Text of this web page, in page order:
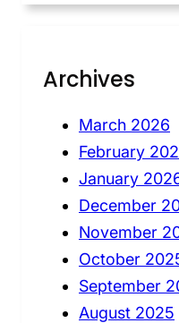
Archives
March 2026
February
January
December
November
October
September
August 2025